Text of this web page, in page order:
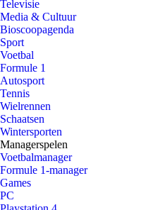
Televisie
Media & Cultuur
Bioscoopagenda
Sport
Voetbal
Formule 1
Autosport
Tennis
Wielrennen
Schaatsen
Wintersporten
Managerspelen
Voetbalmanager
Formule 1-manager
Games
PC